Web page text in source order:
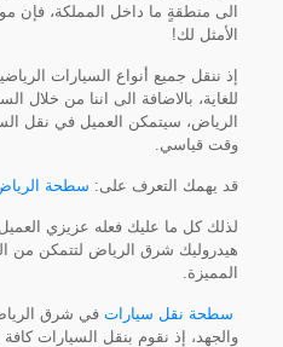
الى منطقةٍ ما داخل المملكة، فإن
الأمثل لك!
إذ ننقل جميع أنواع السيارات
للغاية، بالاضافة الى اننا من خلال
الرياض، سيتمكن العميل في نقل
وقت قياسي.
قد يهمك التعرف على: سطحة
لذلك كل ما عليك فعله عزيزي
هيدروليك شرق الرياض لتتمكن من
المميزة.
سطحة نقل سياراتفي شرق
والجهد، إذ نقوم بنقل السيارات